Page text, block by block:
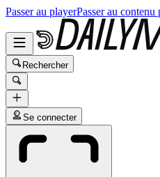
Passer au playerPasser au contenu
Rechercher
Se connecter